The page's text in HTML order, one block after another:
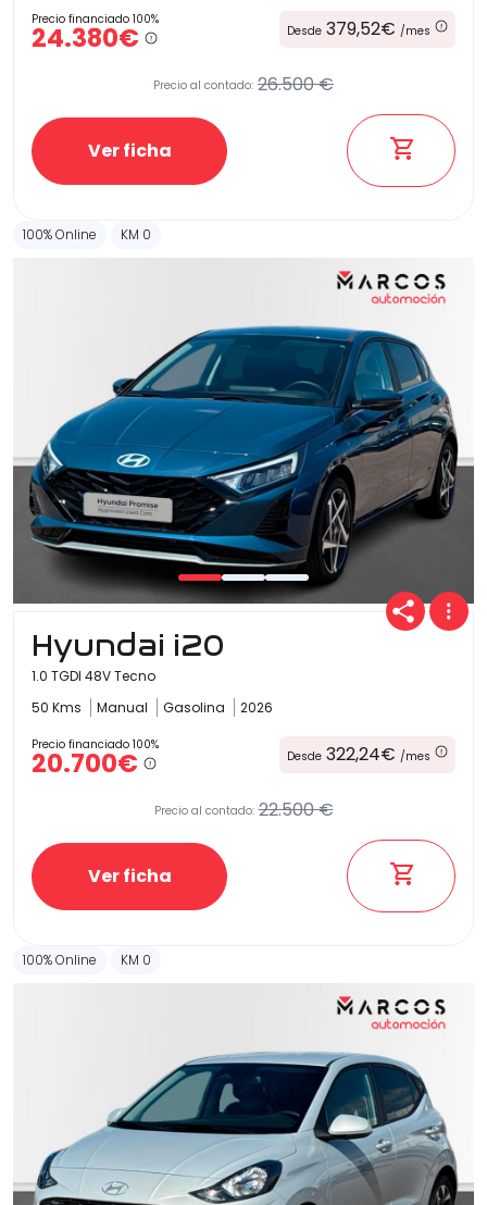
Precio financiado 100%
24.380€ Desde 379,52€ /mes
Precio al contado: 26.500 €
Ver ficha
100% Online KM 0
Hyundai i20
1.0 TGDI 48V Tecno
50 Kms
Manual Gasolina 2026
Precio financiado 100%
20.700€ Desde 322,24€ /mes
Precio al contado: 22.500 €
Ver ficha
100% Online KM 0